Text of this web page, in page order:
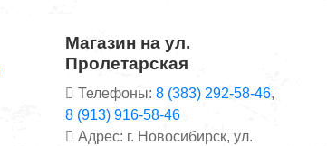
Магазин на ул.
Пролетарская
Телефоны: 8 (383) 292-58-46,
8 (913) 916-58-46
Адрес: г. Новосибирск, ул.